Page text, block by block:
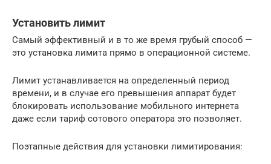
Установить лимит
Самый эффективный и в то же время грубый способ —
это установка лимита прямо в операционной системе.
Лимит устанавливается на определенный период
времени, и в случае его превышения аппарат будет
блокировать использование мобильного интернета
даже если тариф сотового оператора это позволяет.
Поэтапные действия для установки лимитирования: